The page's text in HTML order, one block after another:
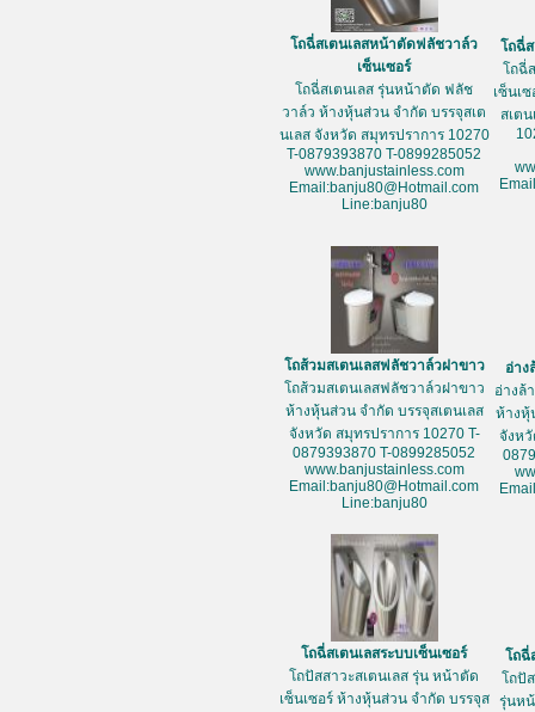
โถฉี่สเตนเลสหน้าตัดฟลัชวาล์ว
เซ็นเซอร์
โถฉี่สเตนเลส รุ่นหน้าตัด ฟลัช
วาล์ว ห้างหุ้นส่วน จำกัด บรรจุสเต
นเลส จังหวัด สมุทรปราการ 10270
T-0879393870 T-0899285052
www.banjustainless.com
Email:banju80@Hotmail.com
Line:banju80
โถฉี่
โถฉี่
เซ็นเ
สเต
โถส้วมสเตนเลสฟลัชวาล์วฝาขาว
โถส้วมสเตนเลสฟลัชวาล์วฝาขาว
ห้างหุ้นส่วน จำกัด บรรจุสเตนเลส
จังหวัด สมุทรปราการ 10270 T-
0879393870 T-0899285052
www.banjustainless.com
Email:banju80@Hotmail.com
Line:banju80
อ่าง
อ่างล้
ห้างหุ้
จังห
โถฉี่สเตนเลสระบบเซ็นเซอร์
โถปัสสาวะสเตนเลส รุ่น หน้าตัด
เซ็นเซอร์ ห้างหุ้นส่วน จำกัด บรรจุส
โถฉี่
โถปั
รุ่นห